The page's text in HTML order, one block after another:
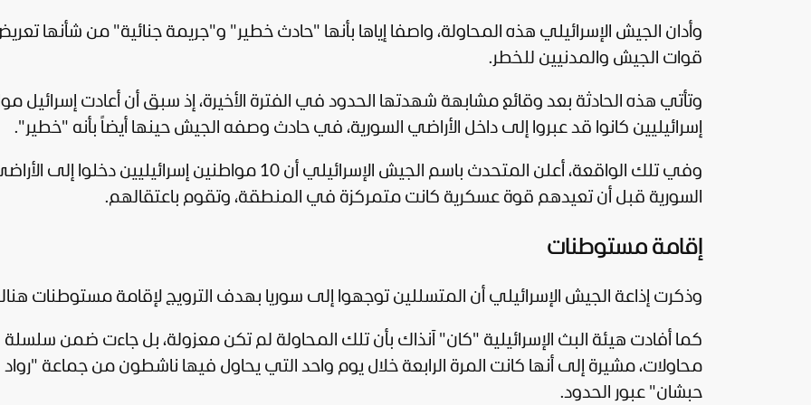
وأدان الجيش الإسرائيلي هذه المحاولة، واصفا إياها بأنها "حادث خطير" و"جريمة جنائية" من شأنها
قوات الجيش والمدنيين للخطر.
وتأتي هذه الحادثة بعد وقائع مشابهة شهدتها الحدود في الفترة الأخيرة، إذ سبق أن أعادت إسرائيل
إسرائيليين كانوا قد عبروا إلى داخل الأراضي السورية، في حادث وصفه الجيش حينها أيضاً بأنه "خطير".
وفي تلك الواقعة، أعلن المتحدث باسم الجيش الإسرائيلي أن 10 مواطنين إسرائيليين دخلوا إلى
السورية قبل أن تعيدهم قوة عسكرية كانت متمركزة في المنطقة، وتقوم باعتقالهم.
إقامة مستوطنات
وذكرت إذاعة الجيش الإسرائيلي أن المتسللين توجهوا إلى سوريا بهدف الترويج لإقامة مستوطنات
كما أفادت هيئة البث الإسرائيلية "كان" آنذاك بأن تلك المحاولة لم تكن معزولة، بل جاءت ضمن سلسلة
محاولات، مشيرة إلى أنها كانت المرة الرابعة خلال يوم واحد التي يحاول فيها ناشطون من جماعة "رواد
حبشان" عبور الحدود.